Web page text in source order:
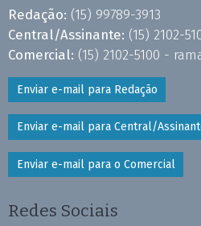
Redação: (15) 99789-3913
Central/Assinante: (15) 2102-
Comercial: (15) 2102-5100 -
Enviar e-mail para Redação
Enviar e-mail para Central/
Enviar e-mail para o Comercial
Redes Sociais